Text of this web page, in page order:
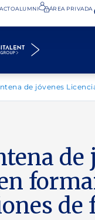
ALUMNI ÁREA PRIVADA​
de jóvenes
de
de